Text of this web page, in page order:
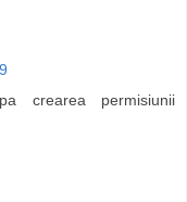
crearea permisiunii